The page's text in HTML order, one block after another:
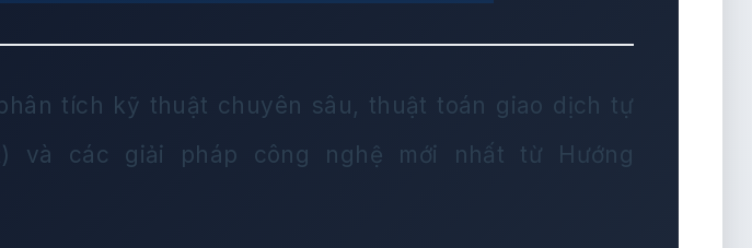
tích kỹ thuật chuyên sâu, thuật toán giao dịch tự
và các giải pháp công nghệ mới nhất từ Hướng